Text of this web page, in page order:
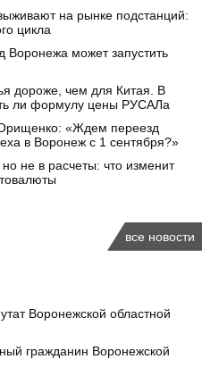
на рынке подстанций:
цикла
Воронежа может запустить
дороже, чем для Китая. В
ли формулу цены РУСАЛа
«Ждем переезд
в Воронеж с 1 сентября?»
не в расчеты: что изменит
все новости
Воронежской областной
гражданин Воронежской